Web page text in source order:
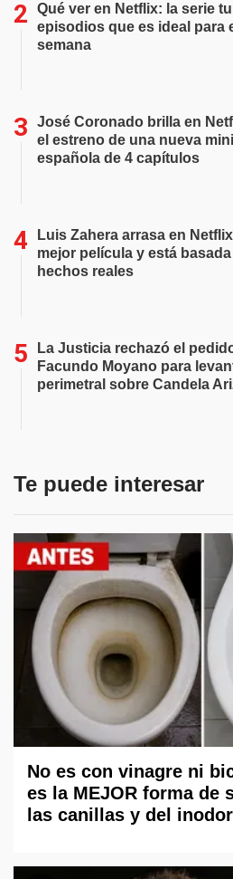
Qué ver en Netflix: la serie
episodios que es ideal para
semana
José Coronado brilla en
el estreno de una nueva
española de 4 capítulos
Luis Zahera arrasa en
mejor película y está basada
hechos reales
La Justicia rechazó el
Facundo Moyano para
perimetral sobre Candela
Te puede interesar
No es con vinagre ni
es la MEJOR forma de
las canillas y del